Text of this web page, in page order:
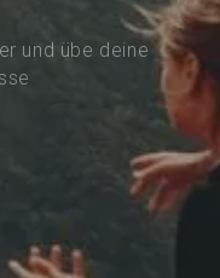
und übe deine